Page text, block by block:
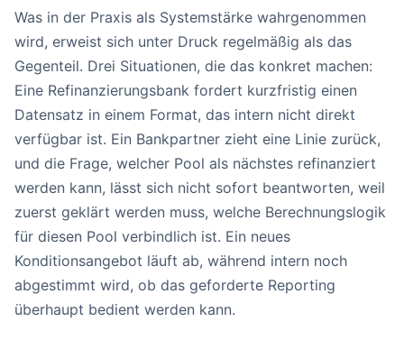
Was in der Praxis als Systemstärke wahrgenommen
wird, erweist sich unter Druck regelmäßig als das
Gegenteil. Drei Situationen, die das konkret machen:
Eine Refinanzierungsbank fordert kurzfristig einen
Datensatz in einem Format, das intern nicht direkt
verfügbar ist. Ein Bankpartner zieht eine Linie zurück,
und die Frage, welcher Pool als nächstes refinanziert
werden kann, lässt sich nicht sofort beantworten, weil
zuerst geklärt werden muss, welche Berechnungslogik
für diesen Pool verbindlich ist. Ein neues
Konditionsangebot läuft ab, während intern noch
abgestimmt wird, ob das geforderte Reporting
überhaupt bedient werden kann.